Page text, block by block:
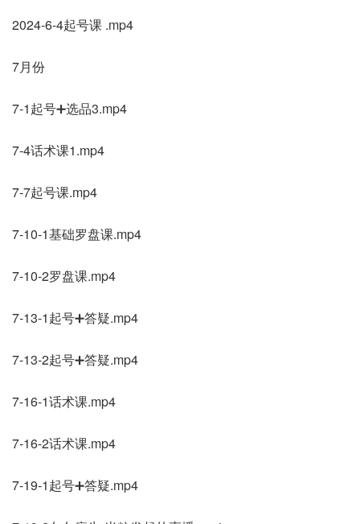
2024-6-4起号课 .mp4
7月份
7-1起号➕选品3.mp4
7-4话术课1.mp4
7-7起号课.mp4
7-10-1基础罗盘课.mp4
7-10-2罗盘课.mp4
7-13-1起号➕答疑.mp4
7-13-2起号➕答疑.mp4
7-16-1话术课.mp4
7-16-2话术课.mp4
7-19-1起号➕答疑.mp4